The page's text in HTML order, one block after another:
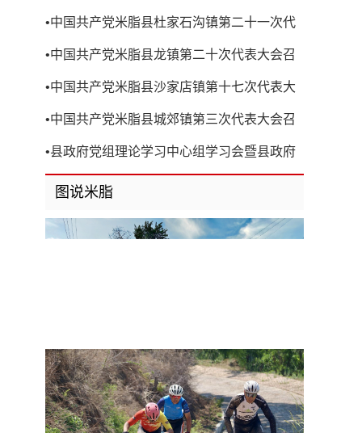
•中国共产党米脂县杜家石沟镇第二十一次代
•中国共产党米脂县龙镇第二十次代表大会召
•中国共产党米脂县沙家店镇第十七次代表大
•中国共产党米脂县城郊镇第三次代表大会召
•县政府党组理论学习中心组学习会暨县政府
第8次党组（扩大）会议召开
图说米脂